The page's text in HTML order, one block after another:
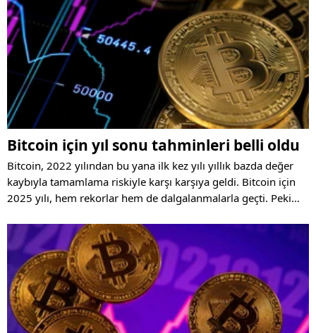
Bitcoin için yıl sonu tahminleri belli oldu
Bitcoin, 2022 yılından bu yana ilk kez yılı yıllık bazda değer
kaybıyla tamamlama riskiyle karşı karşıya geldi. Bitcoin için
2025 yılı, hem rekorlar hem de dalgalanmalarla geçti. Peki